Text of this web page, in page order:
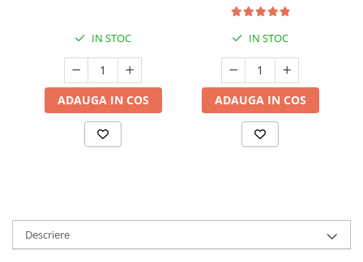
IN STOC
ADAUGA IN COS
IN STOC
ADAUGA IN COS
Descriere